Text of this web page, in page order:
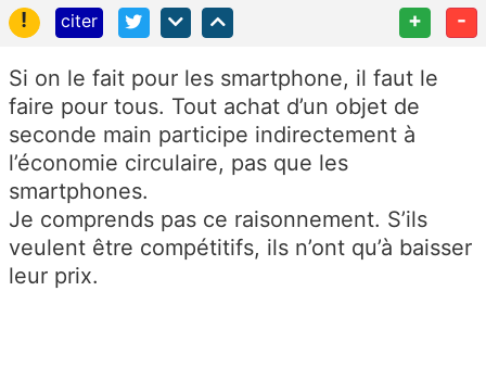
!
citer + -
Si on le fait pour les smartphone, il faut le
faire pour tous. Tout achat d’un objet de
seconde main participe indirectement à
l’économie circulaire, pas que les
smartphones.
Je comprends pas ce raisonnement. S’ils
veulent être compétitifs, ils n’ont qu’à baisser
leur prix.